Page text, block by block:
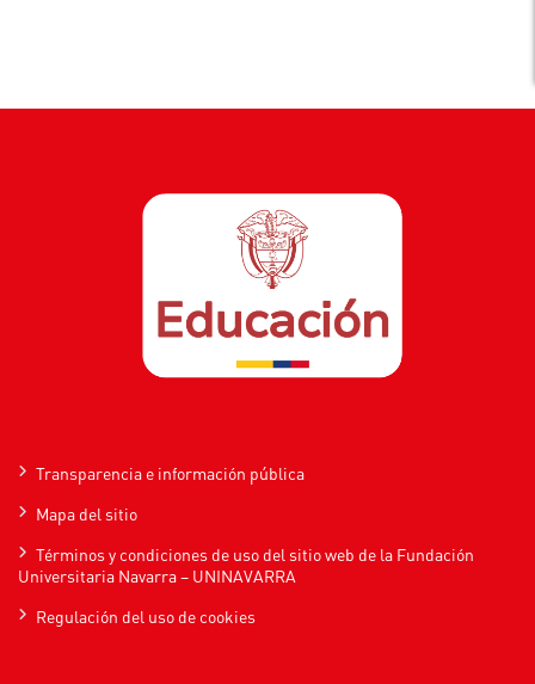
Transparencia e información pública
Mapa del sitio
Términos y condiciones de uso del sitio web de la Fundación
Universitaria Navarra – UNINAVARRA
Regulación del uso de cookies